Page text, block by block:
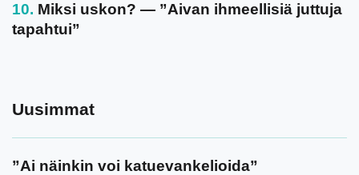
Miksi uskon? — ”Aivan ihmeellisiä juttuja
tapahtui”
Uusimmat
”Ai näinkin voi katuevankelioida”